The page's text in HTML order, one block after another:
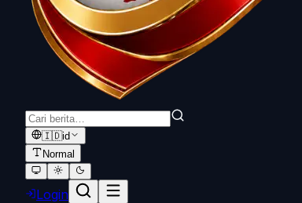
🇮🇩id
Normal
Login